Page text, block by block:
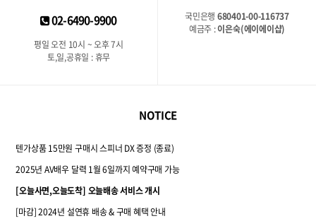
02-6490-9900
평일 오전 10시 ~ 오후 7시
토,일,공휴일 : 휴무
국민은행 680401-00-116737
예금주 :이은숙(에이에이샵)
NOTICE
텐가상품 15만원 구매시 스피너 DX 증정 (종료)
2025년 AV배우 달력 1월 6일까지 예약구매 가능
[오늘사면,오늘도착] 오늘배송 서비스 개시
[마감] 2024년 설연휴 배송 & 구매 혜택 안내